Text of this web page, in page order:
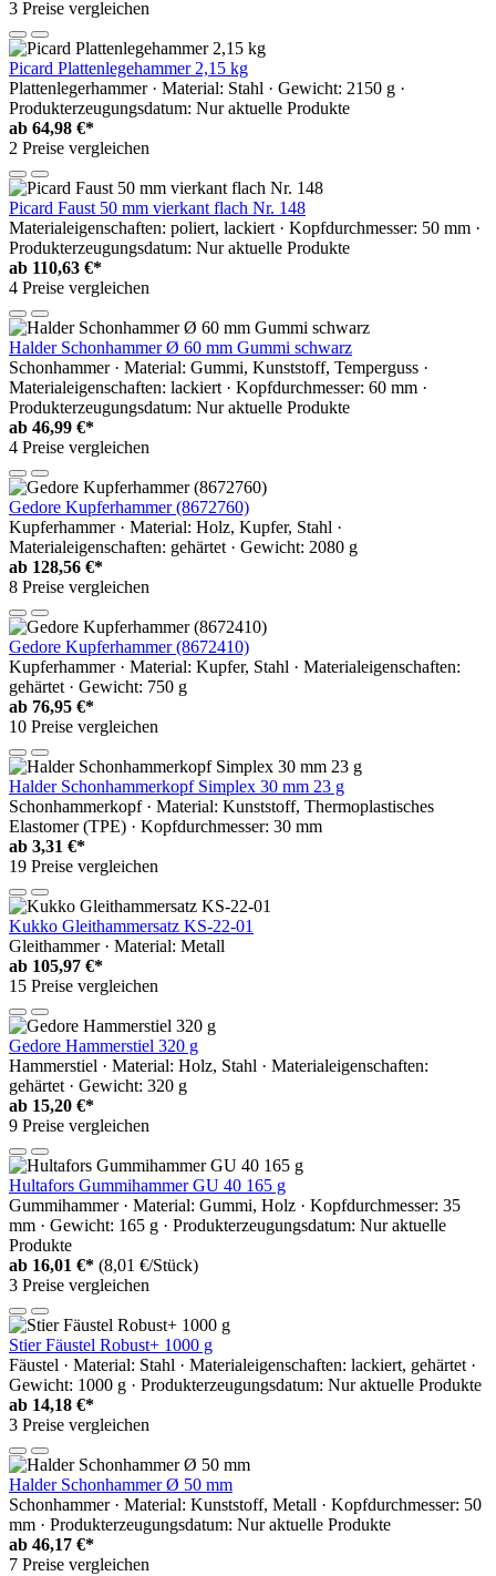
3 Preise vergleichen
Picard Plattenlegehammer 2,15 kg
Plattenlegerhammer · Material: Stahl · Gewicht: 2150 g ·
Produkterzeugungsdatum: Nur aktuelle Produkte
ab 64,98 €*
2 Preise vergleichen
Picard Faust 50 mm vierkant flach Nr. 148
Materialeigenschaften: poliert, lackiert · Kopfdurchmesser: 50 mm ·
Produkterzeugungsdatum: Nur aktuelle Produkte
ab 110,63 €*
4 Preise vergleichen
Halder Schonhammer Ø 60 mm Gummi schwarz
Schonhammer · Material: Gummi, Kunststoff, Temperguss ·
Materialeigenschaften: lackiert · Kopfdurchmesser: 60 mm ·
Produkterzeugungsdatum: Nur aktuelle Produkte
ab 46,99 €*
4 Preise vergleichen
Gedore Kupferhammer (8672760)
Kupferhammer · Material: Holz, Kupfer, Stahl ·
Materialeigenschaften: gehärtet · Gewicht: 2080 g
ab 128,56 €*
8 Preise vergleichen
Gedore Kupferhammer (8672410)
Kupferhammer · Material: Kupfer, Stahl · Materialeigenschaften:
gehärtet · Gewicht: 750 g
ab 76,95 €*
10 Preise vergleichen
Halder Schonhammerkopf Simplex 30 mm 23 g
Schonhammerkopf · Material: Kunststoff, Thermoplastisches
Elastomer (TPE) · Kopfdurchmesser: 30 mm
ab 3,31 €*
19 Preise vergleichen
Kukko Gleithammersatz KS-22-01
Gleithammer · Material: Metall
ab 105,97 €*
15 Preise vergleichen
Gedore Hammerstiel 320 g
Hammerstiel · Material: Holz, Stahl · Materialeigenschaften:
gehärtet · Gewicht: 320 g
ab 15,20 €*
9 Preise vergleichen
Hultafors Gummihammer GU 40 165 g
Gummihammer · Material: Gummi, Holz · Kopfdurchmesser: 35
mm · Gewicht: 165 g · Produkterzeugungsdatum: Nur aktuelle
Produkte
ab 16,01 €* (8,01 €/Stück)
3 Preise vergleichen
Stier Fäustel Robust+ 1000 g
Fäustel · Material: Stahl · Materialeigenschaften: lackiert, gehärtet ·
Gewicht: 1000 g · Produkterzeugungsdatum: Nur aktuelle Produkte
ab 14,18 €*
3 Preise vergleichen
Halder Schonhammer Ø 50 mm
Schonhammer · Material: Kunststoff, Metall · Kopfdurchmesser: 50
mm · Produkterzeugungsdatum: Nur aktuelle Produkte
ab 46,17 €*
7 Preise vergleichen